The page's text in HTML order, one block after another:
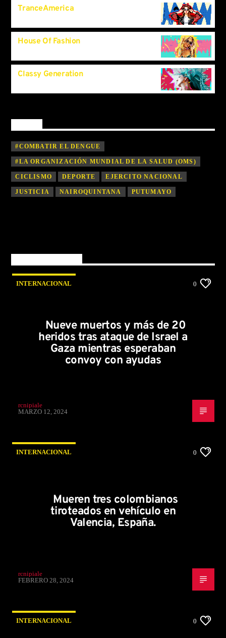
TranceAmerica
House Of Fashion
Classy Generation
#COMBATIR EL DENGUE
#LA ORGANIZACIÓN MUNDIAL DE LA SALUD (OMS)
CICLISMO DEPORTE EJERCITO NACIONAL
JUSTICIA NAIROQUINTANA PUTUMAYO
INTERNACIONAL 0
Nueve muertos y más de 20
heridos tras ataque de Israel a
Gaza mientras esperaban
convoy con ayudas
rcnipiale
MARZO 12, 2024
INTERNACIONAL 0
Mueren tres colombianos
tiroteados en vehículo en
Valencia, España.
rcnipiale
FEBRERO 28, 2024
INTERNACIONAL 0